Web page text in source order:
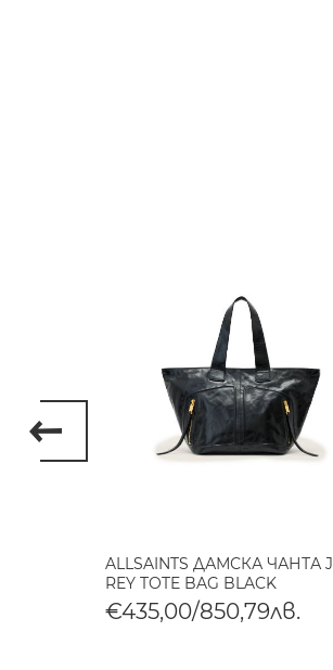
ALLSAINTS ДАМСКА ЧАНТА
REY TOTE BAG BLACK
€435,00/850,79лв.